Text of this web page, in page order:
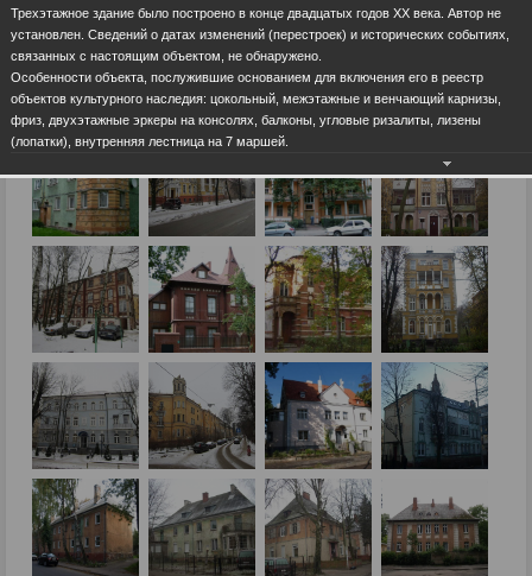
Трехэтажное здание было построено в конце двадцатых годов ХХ века. Автор не
установлен. Сведений о датах изменений (перестроек) и исторических событиях,
связанных с настоящим объектом, не обнаружено.
Особенности объекта, послужившие основанием для включения его в реестр
объектов культурного наследия: цокольный, межэтажные и венчающий карнизы,
фриз, двухэтажные эркеры на консолях, балконы, угловые ризалиты, лизены
(лопатки), внутренняя лестница на 7 маршей.